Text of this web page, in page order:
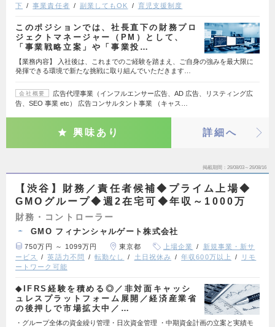
下
事業責任者 副業してもOK 育児支援制度
このポジションでは、社長直下の財務プロ
ジェクトマネージャー（PM）として、
「事業戦略立案」や「事業投…
【業務内容】 入社後は、これまでのご経験を踏まえ、ご自身の強みを最大限に
発揮できる環境で新たな挑戦に取り組んでいただきます…
会社概要
広告代理事業（インフルエンサー広告、AD 広告、リスティング広
告、SEO 事業 etc） 広告コンサルタント事業 （キャス…
興味あり 詳細へ
掲載期間 26/08/03～26/08/16
【渋谷】財務／責任者候補◆プライム上場◆
GMOグループ◆週2在宅可◆年収～1000万
財務・コントローラー
GMO フィナンシャルゲート株式会社
750万円 ～ 1099万円 東京都 上場企業
新規事業・新サ
ービス
英語力不問 転勤なし 土日祝休み 年収600万以上
リモ
ートワーク可能
◆IFRS経験を積める◎／非対面キャッシ
ュレスプラットフォーム展開／経済産業省
の後押しで市場拡大中／…
・グループ全体の資金繰り管理・日次資金管理 ・中期資金計画の立案と実績モ